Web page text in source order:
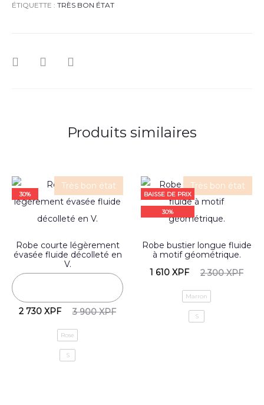
ÉTIQUETTE : TRÈS BON ÉTAT
Produits similaires
Très bon état
30%
Robe courte légèrement
évasée fluide décolleté en
V.
3 900XPF
2 730 XPF
Rose
S
Très bon état
BAISSE DE PRIX
30%
Robe bustier longue fluide
à motif géométrique.
2 300XPF
1 610 XPF
Marron
S